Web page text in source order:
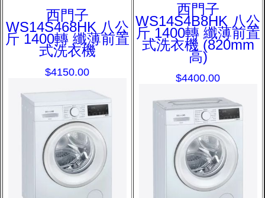
西門子
WS14S468HK 八公
斤 1400轉 纖薄前置
式洗衣機
$4150.00
西門子
WS14S4B8HK 八公
斤 1400轉 纖薄前置
式洗衣機 (820mm
高)
$4400.00